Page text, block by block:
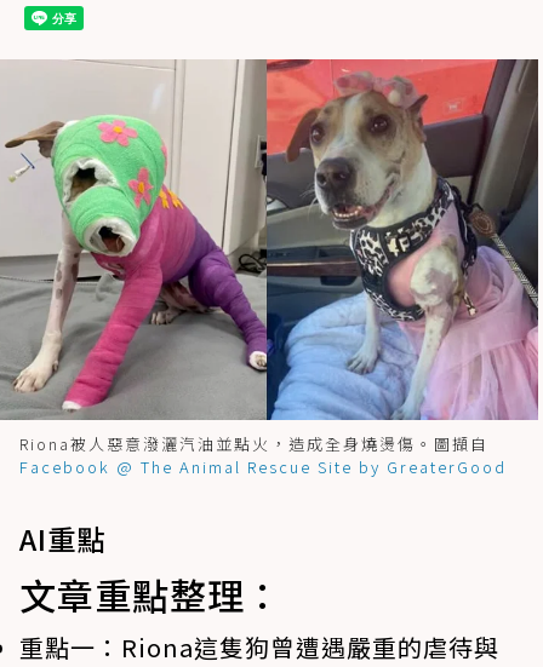
Riona被人惡意潑灑汽油並點火，造成全身燒燙傷。圖擷自
Facebook @ The Animal Rescue Site by GreaterGood
AI重點
文章重點整理：
重點一： Riona這隻狗曾遭遇嚴重的虐待與